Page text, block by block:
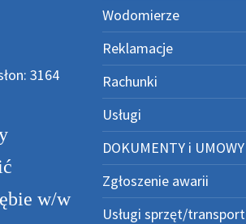
3164
w/w
Wodomierze
Reklamacje
Rachunki
Usługi
DOKUMENTY i UMOWY
Zgłoszenie awarii
Usługi sprzęt/transport